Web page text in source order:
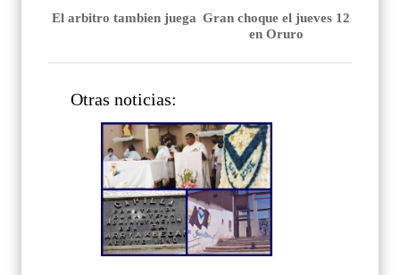
Gran choque el jueves 12
en Oruro
El arbitro tambien juega
Otras noticias: